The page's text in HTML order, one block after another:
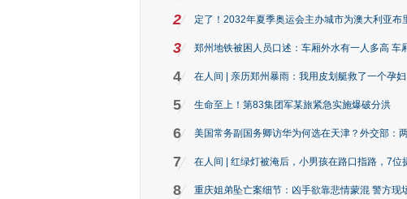
2 定了！2032年夏季奥运会主办城市为澳大利亚布
3 郑州地铁被困人员口述：车厢外水有一人多高 车
4 在人间 | 亲历郑州暴雨：我用皮划艇救了一个孕妇
5 生命至上！第83集团军某旅紧急实施爆破分洪
6 美国常务副国务卿访华为何选在天津？外交部：
7 在人间 | 红绿灯被淹后，小男孩在路口指路，7位
8 重庆姐弟坠亡案细节：凶手欲靠悲情蒙混 警方现